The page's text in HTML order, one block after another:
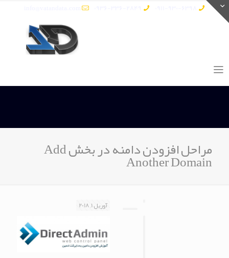
مراحل افزودن دامنه در بخش Add Another Domain
آوریل 1, 2018